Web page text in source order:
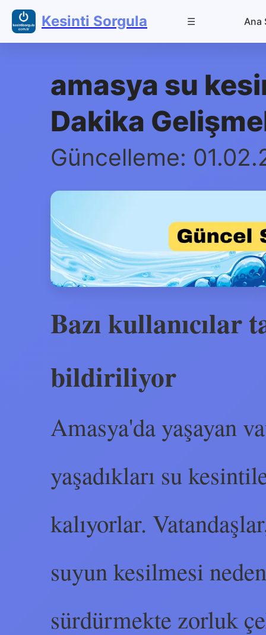
Kesinti Sorgula ☰ Ana
amasya su
Dakika
Güncelleme:
Bazı kullanıcılar
bildiriliyor
Amasya'da yaşayan
yaşadıkları su
kalıyorlar.
suyun kesilmesi
sürdürmekte zorluk